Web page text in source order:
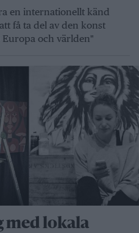
en internationellt känd
få ta del av den konst
och världen"
lokala